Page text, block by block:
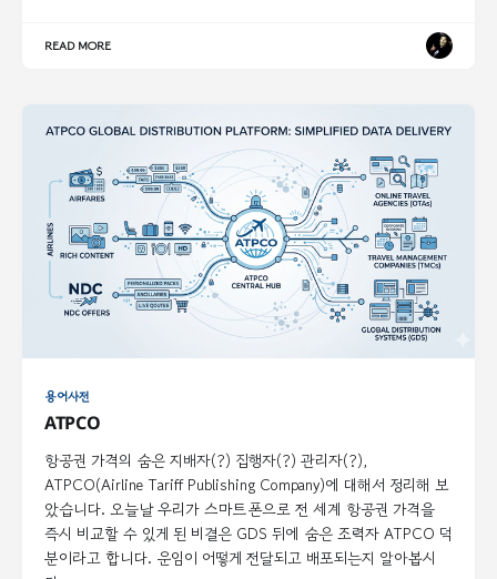
READ MORE
용어사전
ATPCO
항공권 가격의 숨은 지배자(?) 집행자(?) 관리자(?),
ATPCO(Airline Tariff Publishing Company)에 대해서 정리해 보
았습니다. 오늘날 우리가 스마트폰으로 전 세계 항공권 가격을
즉시 비교할 수 있게 된 비결은 GDS 뒤에 숨은 조력자 ATPCO 덕
분이라고 합니다. 운임이 어떻게 전달되고 배포되는지 알아봅시